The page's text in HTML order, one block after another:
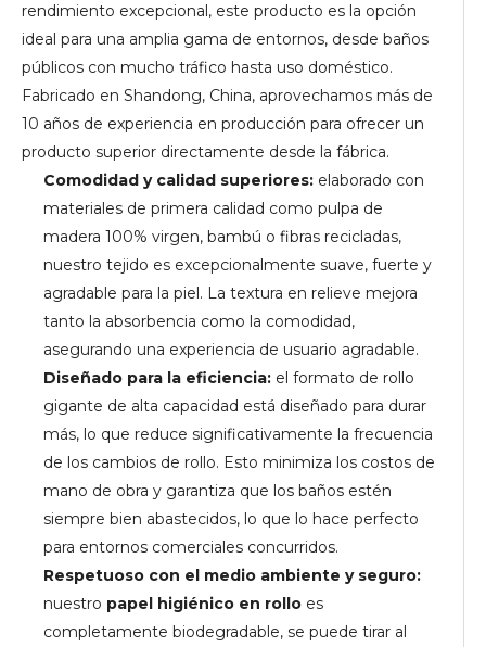
rendimiento excepcional, este producto es la opción
ideal para una amplia gama de entornos, desde baños
públicos con mucho tráfico hasta uso doméstico.
Fabricado en Shandong, China, aprovechamos más de
10 años de experiencia en producción para ofrecer un
producto superior directamente desde la fábrica.
Comodidad y calidad superiores: elaborado con
materiales de primera calidad como pulpa de
madera 100% virgen, bambú o fibras recicladas,
nuestro tejido es excepcionalmente suave, fuerte y
agradable para la piel. La textura en relieve mejora
tanto la absorbencia como la comodidad,
asegurando una experiencia de usuario agradable.
Diseñado para la eficiencia: el formato de rollo
gigante de alta capacidad está diseñado para durar
más, lo que reduce significativamente la frecuencia
de los cambios de rollo. Esto minimiza los costos de
mano de obra y garantiza que los baños estén
siempre bien abastecidos, lo que lo hace perfecto
para entornos comerciales concurridos.
Respetuoso con el medio ambiente y seguro:
nuestro papel higiénico en rollo es
completamente biodegradable, se puede tirar al